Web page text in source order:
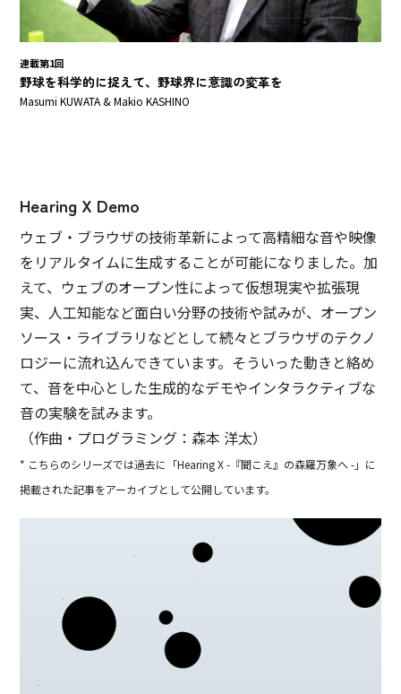
連載第1回
野球を科学的に捉えて、野球界に意識の変革を
Masumi KUWATA & Makio KASHINO
Hearing X Demo
ウェブ・ブラウザの技術革新によって高精細な音や映像
をリアルタイムに生成することが可能になりました。加
えて、ウェブのオープン性によって仮想現実や拡張現
実、人工知能など面白い分野の技術や試みが、オープン
ソース・ライブラリなどとして続々とブラウザのテクノ
ロジーに流れ込んできています。そういった動きと絡め
て、音を中心とした生成的なデモやインタラクティブな
音の実験を試みます。
（作曲・プログラミング：森本 洋太）
* こちらのシリーズでは過去に「Hearing X -『聞こえ』の森羅万象へ -」に
掲載された記事をアーカイブとして公開しています。